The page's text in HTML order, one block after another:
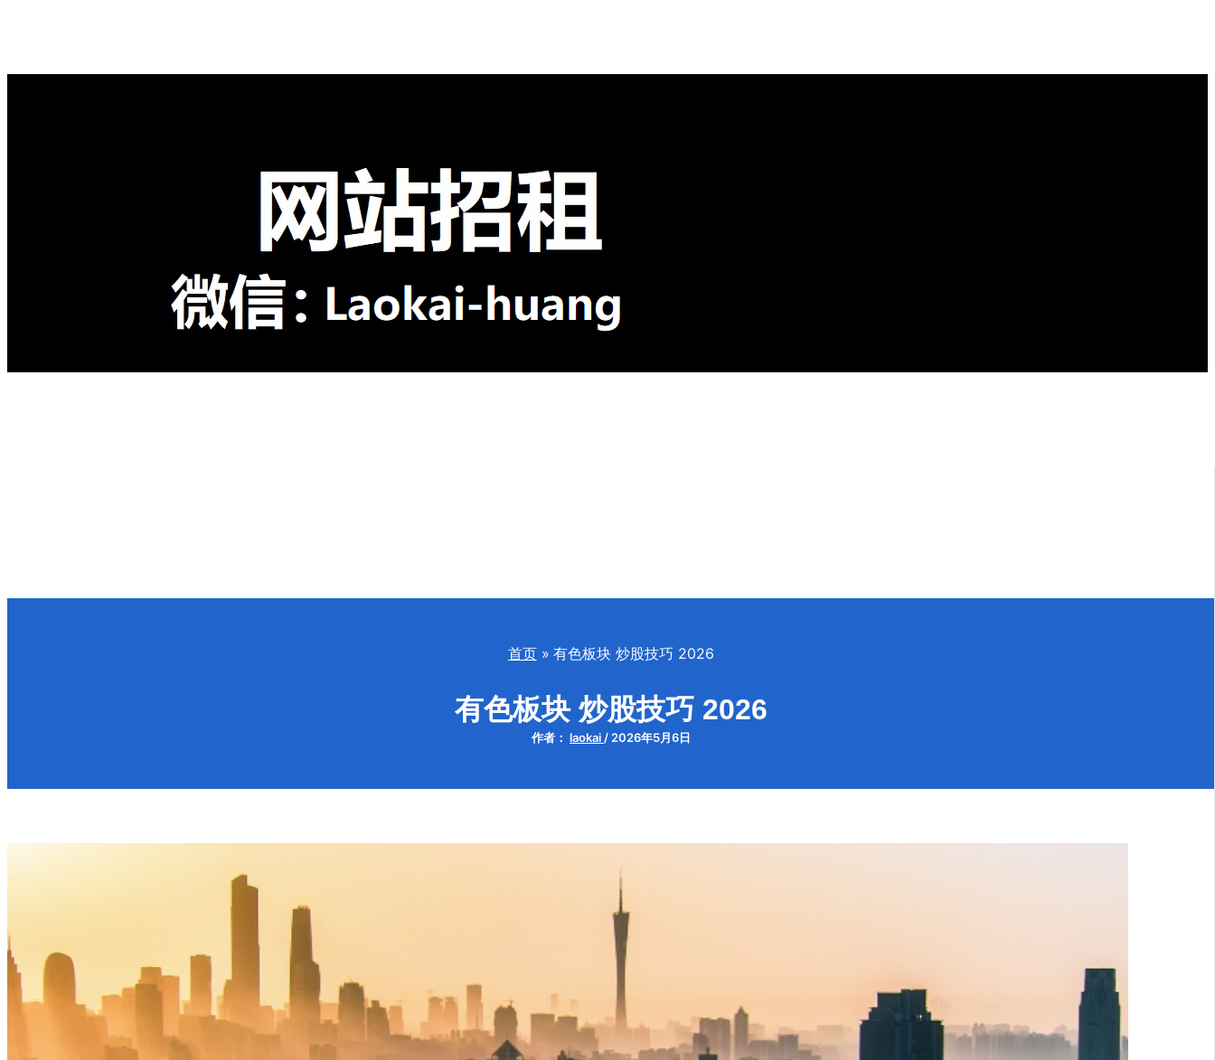
首页 有色板块 炒股技巧 2026
有色板块 炒股技巧 2026
作者： laokai / 2026年5月6日